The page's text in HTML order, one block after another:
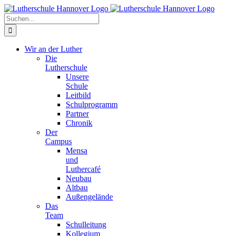
Zum
Inhalt
springen
Facebook
X
Instagram
Pinterest
Suche
nach:
Wir an der Luther
Die
Lutherschule
Unsere
Schule
Leitbild
Schulprogramm
Partner
Chronik
Der
Campus
Mensa
und
Luthercafé
Neubau
Altbau
Außengelände
Das
Team
Schulleitung
Kollegium